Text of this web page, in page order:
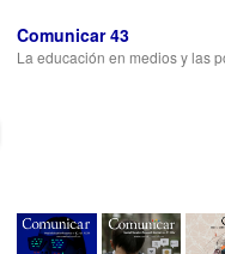
Comunicar 43
La educación en medios y las